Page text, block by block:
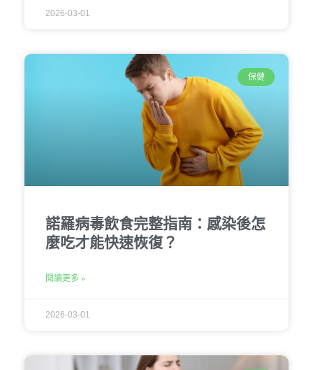
2026-03-01
保健
諾羅病毒飲食完整指南：感染後怎
麼吃才能快速恢復？
閱讀更多 »
2026-03-01